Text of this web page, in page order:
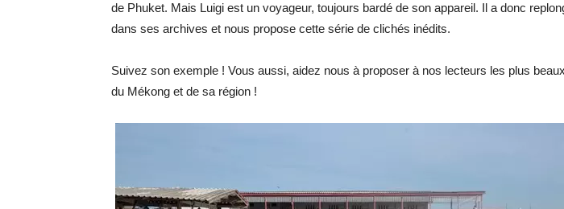
de Phuket. Mais Luigi est un voyageur, toujours bardé de son appareil. Il a donc
dans ses archives et nous propose cette série de clichés inédits.
Suivez son exemple ! Vous aussi, aidez nous à proposer à nos lecteurs les plus
du Mékong et de sa région !